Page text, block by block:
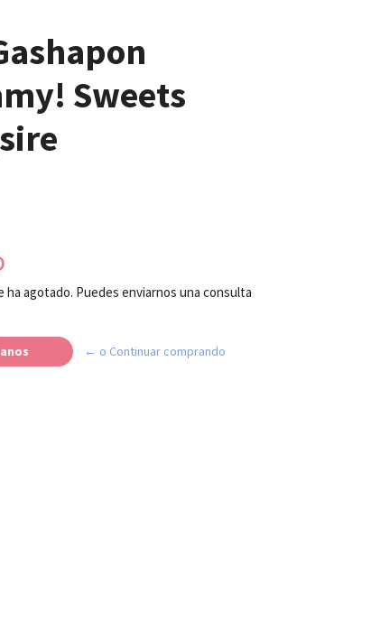
Sweets
ha agotado. Puedes enviarnos una consulta
← o Continuar comprando